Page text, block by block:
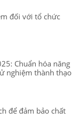
đối với tổ chức
Chuẩn hóa năng
nghiệm thành thạo
để đảm bảo chất